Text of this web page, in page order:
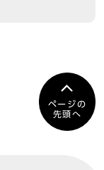
ページの
先頭へ